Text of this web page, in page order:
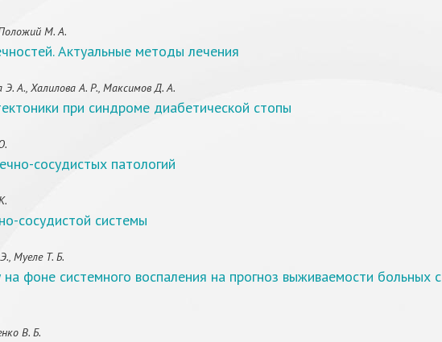
М. А.
Актуальные методы лечения
А., Халилова А. Р., Максимов Д. А.
при синдроме диабетической стопы
сосудистых патологий
сосудистой системы
Муеле Т. Б.
фоне системного воспаления на прогноз выживаемости больных с
В. Б.